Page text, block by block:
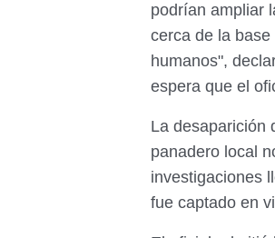
podrían ampliar
cerca de la
humanos",
espera que el
La desaparición
panadero local
investigaciones
fue captado en